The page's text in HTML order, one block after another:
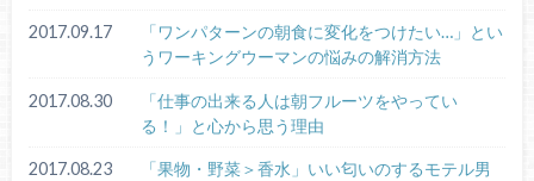
2017.09.17
「ワンパターンの朝食に変化をつけたい…」とい
うワーキングウーマンの悩みの解消方法
2017.08.30
「仕事の出来る人は朝フルーツをやってい
る！」と心から思う理由
2017.08.23
「果物・野菜＞香水」いい匂いのするモテル男